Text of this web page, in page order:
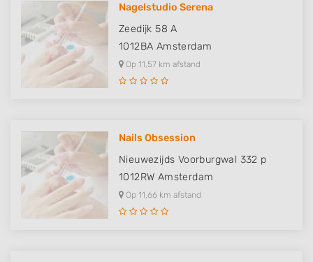
Nagelstudio Serena
Zeedijk 58 A
1012BA Amsterdam
Op 11,57 km afstand
Nails Obsession
Nieuwezijds Voorburgwal 332 p
1012RW Amsterdam
Op 11,66 km afstand